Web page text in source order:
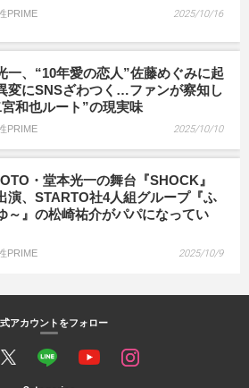
PRIME 2025/10/16
一、“10年愛の恋人”佐藤めぐみに起
変にSNSざわつく…ファンが察知し
和也ルート”の現実味
PRIME 2025/10/10
・堂本光一の舞台『SHOCK』
演、STARTO社4人組グループ『ふ
～』の松崎祐介がパパになってい
PRIME 2025/10/9
アカウントをフォロー